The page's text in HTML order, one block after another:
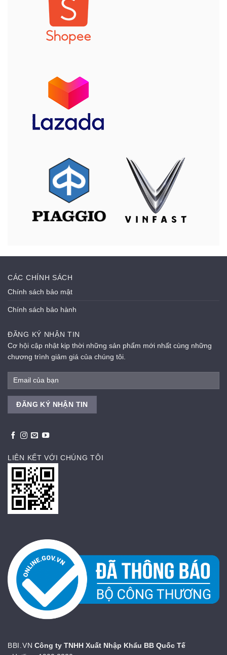
CÁC CHÍNH SÁCH
Chính sách bảo mật
Chính sách bảo hành
ĐĂNG KÝ NHẬN TIN
Cơ hội cập nhật kịp thời những sản phẩm mới nhất cùng những
chương trình giảm giá của chúng tôi.
LIÊN KẾT VỚI CHÚNG TÔI
BBI.VN Công ty TNHH Xuất Nhập Khẩu BB Quốc Tế